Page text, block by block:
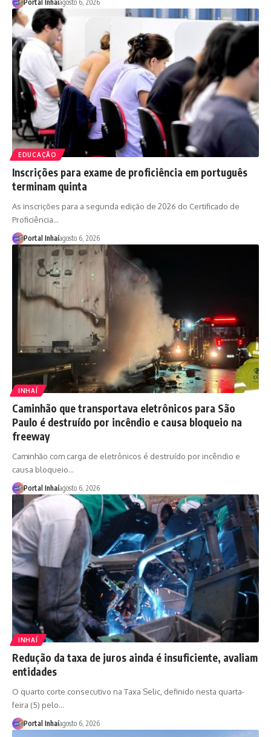
Portal Inhaíagosto 6, 2026
EDUCAÇÃO
Inscrições para exame de proficiência em português
terminam quinta
As inscrições para a segunda edição de 2026 do Certificado de
Proficiência…
Portal Inhaíagosto 6, 2026
INHAÍ
Caminhão que transportava eletrônicos para São
Paulo é destruído por incêndio e causa bloqueio na
freeway
Caminhão com carga de eletrônicos é destruído por incêndio e
causa bloqueio…
Portal Inhaíagosto 6, 2026
INHAÍ
Redução da taxa de juros ainda é insuficiente, avaliam
entidades
O quarto corte consecutivo na Taxa Selic, definido nesta quarta-
feira (5) pelo…
Portal Inhaíagosto 6, 2026